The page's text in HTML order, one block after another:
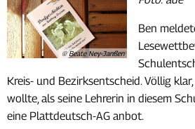
© Beate Ney-Janßen
Ben
Kreis- und Bezirksentscheid. Völlig
wollte, als seine Lehrerin in diesem
eine Plattdeutsch-AG anbot.